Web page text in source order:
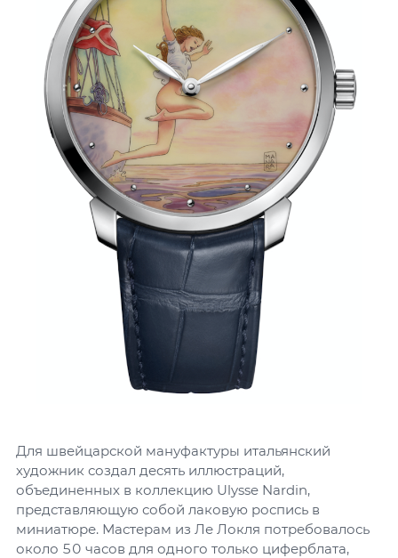
Для швейцарской мануфактуры итальянский
художник создал десять иллюстраций,
объединенных в коллекцию Ulysse Nardin,
представляющую собой лаковую роспись в
миниатюре. Мастерам из Ле Локля потребовалось
около 50 часов для одного только циферблата,